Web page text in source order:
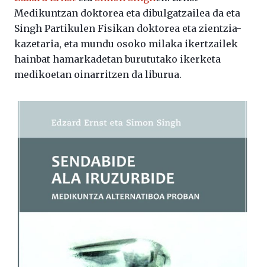
Medikuntzan doktorea eta dibulgatzailea da eta
Singh Partikulen Fisikan doktorea eta zientzia-
kazetaria, eta mundu osoko milaka ikertzailek
hainbat hamarkadetan burututako ikerketa
medikoetan oinarritzen da liburua.